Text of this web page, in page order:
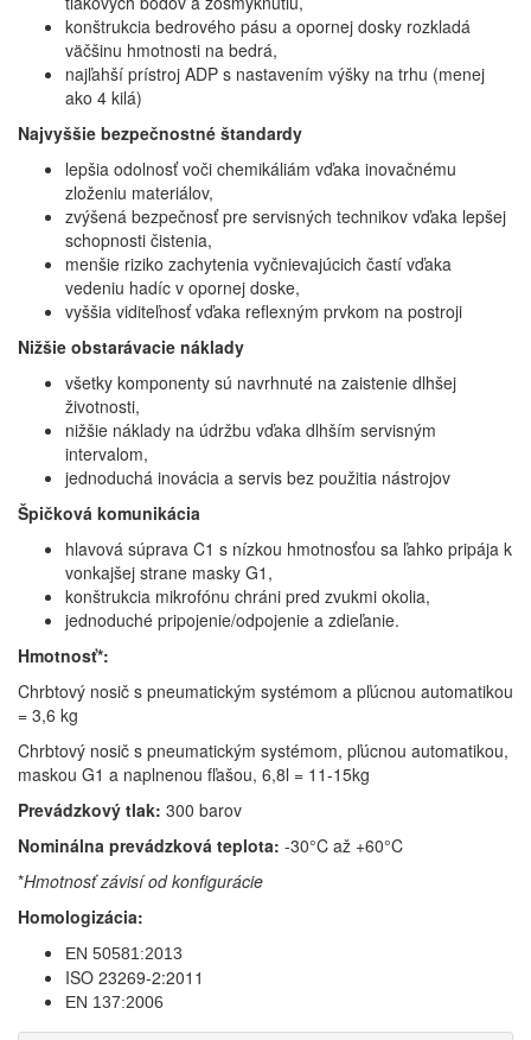
konštrukcia bedrového pásu a opornej dosky rozkladá
väčšinu hmotnosti na bedrá,
najľahší prístroj ADP s nastavením výšky na trhu (menej
ako 4 kilá)
Najvyššie bezpečnostné štandardy
lepšia odolnosť voči chemikáliám vďaka inovačnému
zloženiu materiálov,
zvýšená bezpečnosť pre servisných technikov vďaka lepšej
schopnosti čistenia,
menšie riziko zachytenia vyčnievajúcich častí vďaka
vedeniu hadíc v opornej doske,
vyššia viditeľnosť vďaka reflexným prvkom na postroji
Nižšie obstarávacie náklady
všetky komponenty sú navrhnuté na zaistenie dlhšej
životnosti,
nižšie náklady na údržbu vďaka dlhším servisným
intervalom,
jednoduchá inovácia a servis bez použitia nástrojov
Špičková komunikácia
hlavová súprava C1 s nízkou hmotnosťou sa ľahko pripája k
vonkajšej strane masky G1,
konštrukcia mikrofónu chráni pred zvukmi okolia,
jednoduché pripojenie/odpojenie a zdieľanie.
Hmotnosť*:
Chrbtový nosič s pneumatickým systémom a pľúcnou automatikou
= 3,6 kg
Chrbtový nosič s pneumatickým systémom, pľúcnou automatikou,
maskou G1 a naplnenou fľašou, 6,8l = 11-15kg
Prevádzkový tlak: 300 barov
Nominálna prevádzková teplota: -30°C až +60°C
*Hmotnosť závisí od konfigurácie
Homologizácia:
EN 50581:2013
ISO 23269-2:2011
EN 137:2006